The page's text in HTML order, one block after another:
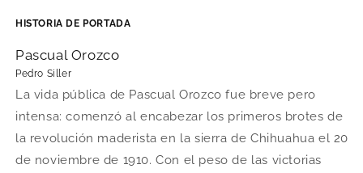
HISTORIA DE PORTADA
Pascual Orozco
Pedro Siller
La vida pública de Pascual Orozco fue breve pero
intensa: comenzó al encabezar los primeros brotes de
la revolución maderista en la sierra de Chihuahua el 20
de noviembre de 1910. Con el peso de las victorias